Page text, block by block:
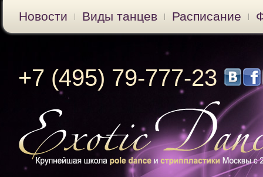
Новости Виды танцев Расписание
+7 (495) 79-777-23